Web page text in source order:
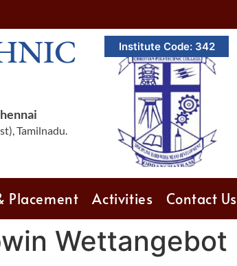
Tamilnadu.
Institute Code: 342
Placement Activities Contact Us
Wettangebot